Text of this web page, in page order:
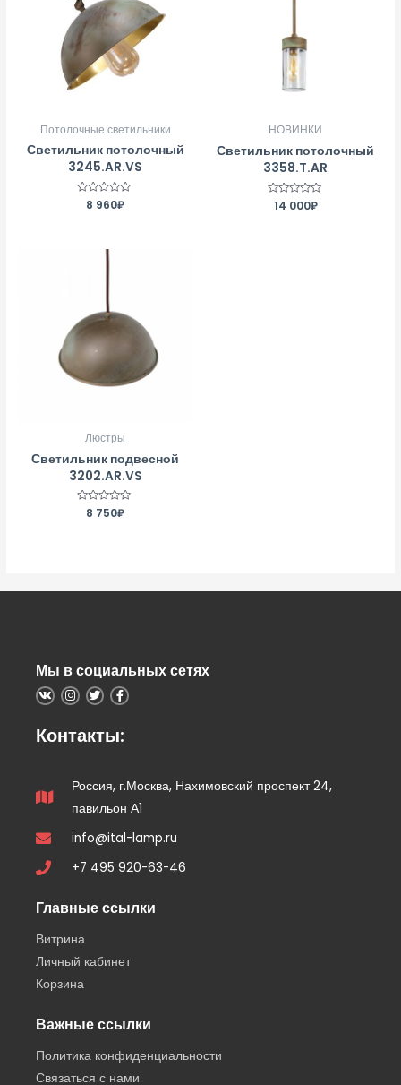
Потолочные светильники
Светильник потолочный
3245.AR.VS
Оценка
8 960₽
НОВИНКИ
Светильник потолочный
3358.T.AR
Оценка
14 000₽
Люстры
Светильник подвесной
3202.AR.VS
Оценка
8 750₽
Мы в социальных сетях
Контакты:
Россия, г.Москва, Нахимовский проспект 24,
павильон А1
info@ital-lamp.ru
+7 495 920-63-46
Главные ссылки
Витрина
Личный кабинет
Корзина
Важные ссылки
Политика конфиденциальности
Связаться с нами